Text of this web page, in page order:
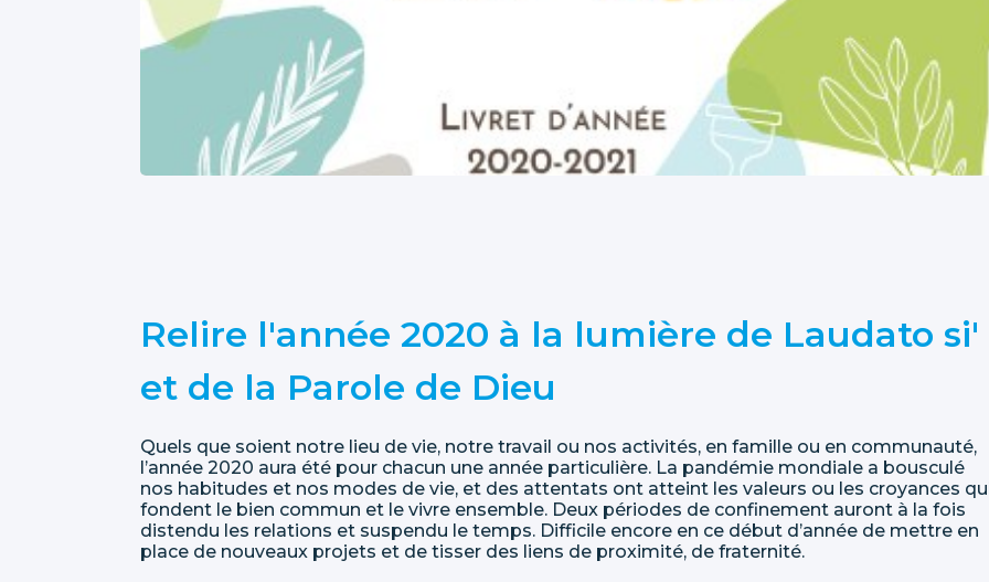
Relire l'année 2020 à la lumière de Laudato si'
et de la Parole de Dieu
Quels que soient notre lieu de vie, notre travail ou nos activités, en famille ou en communauté,
l’année 2020 aura été pour chacun une année particulière. La pandémie mondiale a bousculé
nos habitudes et nos modes de vie, et des attentats ont atteint les valeurs ou les croyances
fondent le bien commun et le vivre ensemble. Deux périodes de confinement auront à la fois
distendu les relations et suspendu le temps. Difficile encore en ce début d’année de mettre en
place de nouveaux projets et de tisser des liens de proximité, de fraternité.